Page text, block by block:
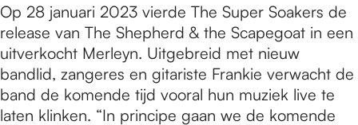
Op 28 januari 2023 vierde The Super Soakers de
release van The Shepherd & the Scapegoat in een
uitverkocht Merleyn. Uitgebreid met nieuw
bandlid, zangeres en gitariste Frankie verwacht de
band de komende tijd vooral hun muziek live te
laten klinken. “In principe gaan we de komende